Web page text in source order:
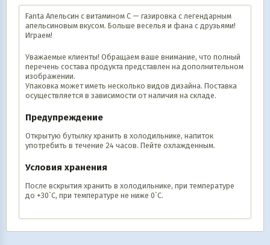
Fanta Апельсин с витамином С — газировка с легендарным
апельсиновым вкусом. Больше веселья и фана с друзьями!
Играем!
Уважаемые клиенты! Обращаем ваше внимание, что полный
перечень состава продукта представлен на дополнительном
изображении.
Упаковка может иметь несколько видов дизайна. Поставка
осуществляется в зависимости от наличия на складе.
Предупреждение
Открытую бутылку хранить в холодильнике, напиток
употребить в течение 24 часов. Пейте охлажденным.
Условия хранения
После вскрытия хранить в холодильнике, при температуре
до +30`C, при температуре не ниже 0`С.